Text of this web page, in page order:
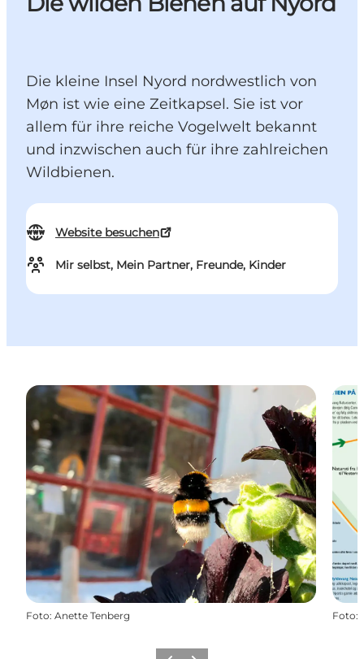
Die kleine Insel Nyord nordwestlich von
Møn ist wie eine Zeitkapsel. Sie ist vor
allem für ihre reiche Vogelwelt bekannt
und inzwischen auch für ihre zahlreichen
Wildbienen.
Website besuchen
Mir selbst, Mein Partner, Freunde, Kinder
Foto: Anette Tenberg Foto: